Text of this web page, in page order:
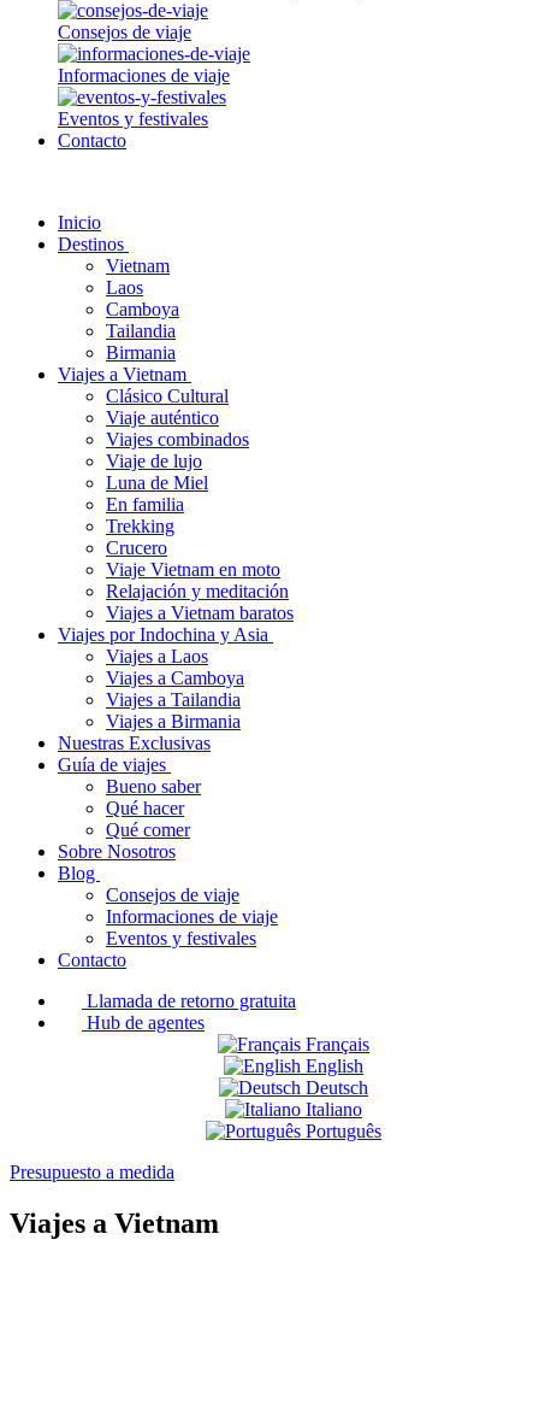
Consejos de viaje
Informaciones de viaje
Eventos y festivales
Contacto
Inicio
Destinos
Vietnam
Laos
Camboya
Tailandia
Birmania
Viajes a Vietnam
Clásico Cultural
Viaje auténtico
Viajes combinados
Viaje de lujo
Luna de Miel
En familia
Trekking
Crucero
Viaje Vietnam en moto
Relajación y meditación
Viajes a Vietnam baratos
Viajes por Indochina y Asia
Viajes a Laos
Viajes a Camboya
Viajes a Tailandia
Viajes a Birmania
Nuestras Exclusivas
Guía de viajes
Bueno saber
Qué hacer
Qué comer
Sobre Nosotros
Blog
Consejos de viaje
Informaciones de viaje
Eventos y festivales
Contacto
Llamada de retorno gratuita
Hub de agentes
Français
English
Deutsch
Italiano
Português
Presupuesto a medida
Viajes a Vietnam